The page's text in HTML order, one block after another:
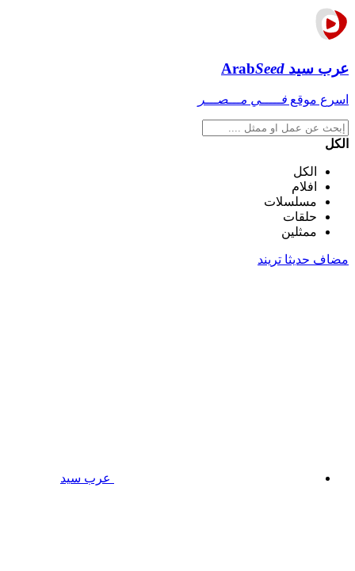
عرب سيد ArabSeed
اسرع موقع فـــــي مـــصـــر
الكل
الكل
افلام
مسلسلات
حلقات
ممثلين
مضاف حديثا تريند
عرب سيد